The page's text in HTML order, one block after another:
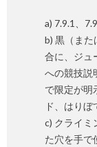
a) 7.9.1、
b) 黒（ま
合に、ジュ
への競技説
で限定が明
ド、はりぼ
c) クライミ
た穴を手で